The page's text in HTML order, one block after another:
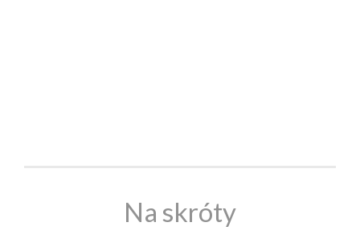
Na skróty